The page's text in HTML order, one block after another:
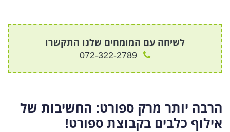
לשיחה עם המומחים שלנו התקשרו
הרבה יותר מרק ספורט: החשיבות של
אילוף כלבים בקבוצת ספורט!